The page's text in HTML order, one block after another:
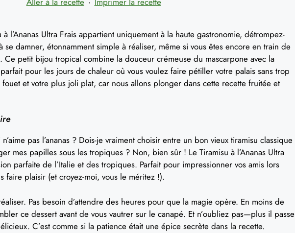
l’Ananas Ultra Frais appartient uniquement à la haute gastronomie, détrompez-
se damner, étonnamment simple à réaliser, même si vous êtes encore en train de
Ce petit bijou tropical combine la douceur crémeuse du mascarpone avec la
pour les jours de chaleur où vous voulez faire pétiller votre palais sans trop
et votre plus joli plat, car nous allons plonger dans cette recette fruitée et
pas l’ananas ? Dois-je vraiment choisir entre un bon vieux tiramisu classique
mes papilles sous les tropiques ? Non, bien sûr ! Le Tiramisu à l’Ananas Ultra
parfaite de l’Italie et des tropiques. Parfait pour impressionner vos amis lors
faire plaisir (et croyez-moi, vous le méritez !).
Pas besoin d’attendre des heures pour que la magie opère. En moins de
ce dessert avant de vous vautrer sur le canapé. Et n’oubliez pas—plus il passe
C’est comme si la patience était une épice secrète dans la recette.